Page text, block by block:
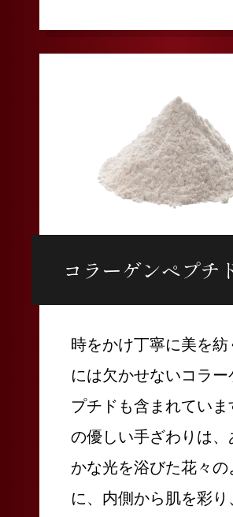
コラーゲンペプチ
時をかけ丁寧に美を紡
には欠かせないコラ
プチドも含まれていま
の優しい手ざわりは、
かな光を浴びた花々の
に、内側から肌を彩り